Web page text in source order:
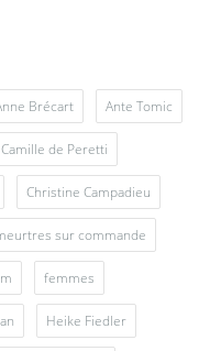
Brécart Ante Tomic
Camille de Peretti
Christine Campadieu
sur commande
femmes
Heike Fiedler